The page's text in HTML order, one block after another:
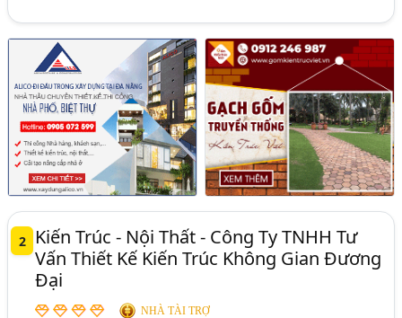
2
Kiến Trúc - Nội Thất - Công Ty TNHH Tư
Vấn Thiết Kế Kiến Trúc Không Gian Đương
Đại
NHÀ TÀI TRỢ